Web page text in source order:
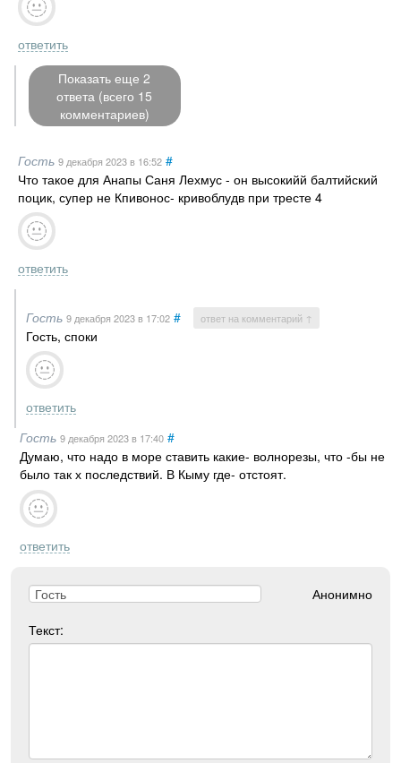
ответить
Показать еще 2
ответа (всего 15
комментариев)
Гость 9 декабря 2023в 16:52 #
Что такое для Анапы Саня Лехмус - он высокийй балтийский
поцик, супер не Кпивонос- кривоблудв при тресте 4
ответить
Гость 9 декабря 2023в 17:02 # ответ на комментарий ↑
Гость, споки
ответить
Гость 9 декабря 2023в 17:40 #
Думаю, что надо в море ставить какие- волнорезы, что -бы не
было так х последствий. В Кыму где- отстоят.
ответить
Анонимно
Текст: